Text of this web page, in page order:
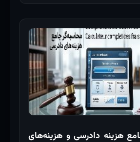
هزینه دادرسی و هزینه‌های